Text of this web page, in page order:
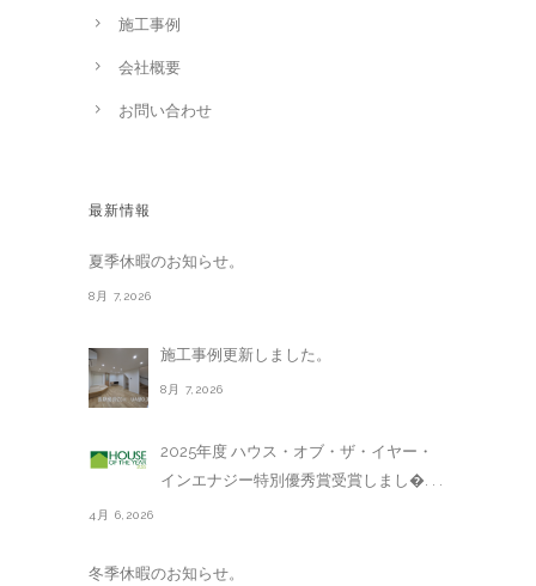
施工事例
会社概要
お問い合わせ
最新情報
夏季休暇のお知らせ。
8月 7,2026
施工事例更新しました。
8月 7,2026
2025年度 ハウス・オブ・ザ・イヤー・
インエナジー特別優秀賞受賞しまし�. . .
4月 6,2026
冬季休暇のお知らせ。